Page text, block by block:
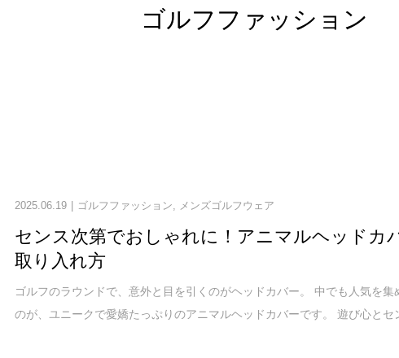
ゴルフファッション
2025.06.19 ゴルフファッション メンズゴルフウェア
センス次第でおしゃれに！アニマルヘッドカ
取り入れ方
ゴルフのラウンドで、意外と目を引くのがヘッドカバー。 中でも人気を集
のが、ユニークで愛嬌たっぷりのアニマルヘッドカバーです。 遊び心とセ